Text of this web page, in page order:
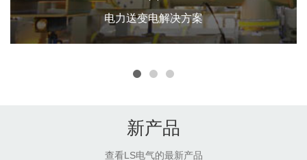
电力送变电解决方案
HVDC/FACTS
超高压变电站
新产品
查看LS电气的最新产品